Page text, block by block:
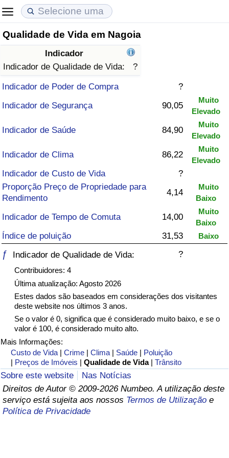
Qualidade de Vida em Nagoia
Indicador
Indicador de Qualidade de Vida:
?
Indicador de Poder de Compra
?
Indicador de Segurança
90,05
Muito
Elevado
Indicador de Saúde 84,90
Muito
Elevado
Indicador de Clima 86,22
Muito
Elevado
Indicador de Custo de Vida
?
Proporção Preço de Propriedade para
Rendimento
4,14
Muito
Baixo
Indicador de Tempo de Comuta 14,00
Muito
Baixo
Índice de poluição 31,53 Baixo
ƒ Indicador de Qualidade de Vida: ?
Contribuidores: 4
Última atualização: Agosto 2026
Estes dados são baseados em considerações dos visitantes
deste website nos últimos 3 anos.
Se o valor é 0, significa que é considerado muito baixo, e se o
valor é 100, é considerado muito alto.
Mais Informações:
Custo de Vida |Crime |Clima | Saúde | Poluição
| Preços de Imóveis |Qualidade de Vida |Trânsito
Sobre este website
Nas Notícias
Direitos de Autor © 2009-2026 Numbeo. A utilização deste
serviço está sujeita aos nossos Termos de Utilização e
Política de Privacidade
Custo de Vida
Indicador de Custo de Vida (Atual)
Indicador de Custo de Vida
Preços de Imóveis
Indicador de Preços de Imóveis (Atual)
Indicador de Preços de Imóveis
Qualidade de Vida
Indicador de Qualidade de Vida
Indicador de Qualidade de Vida (Atual)
Taxa do Indicador de Crime (Atual)
Indicador de Crime
Índice de criminalidade por país
Saúde
Indicador de Saúde (Atual)
Indicador de Saúde
Indicador de Saúde por País
Poluição
Indicador de Poluição (Atual)
Índice de poluição